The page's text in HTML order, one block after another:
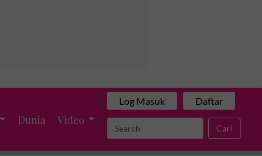
Dunia Video
Log Masuk Daftar
Cari